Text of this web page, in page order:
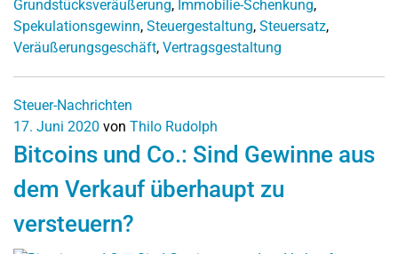
Grundstücksveräußerung, Immobilie-Schenkung,
Spekulationsgewinn, Steuergestaltung, Steuersatz,
Veräußerungsgeschäft, Vertragsgestaltung
Steuer-Nachrichten
17. Juni 2020 von Thilo Rudolph
Bitcoins und Co.: Sind Gewinne aus
dem Verkauf überhaupt zu
versteuern?